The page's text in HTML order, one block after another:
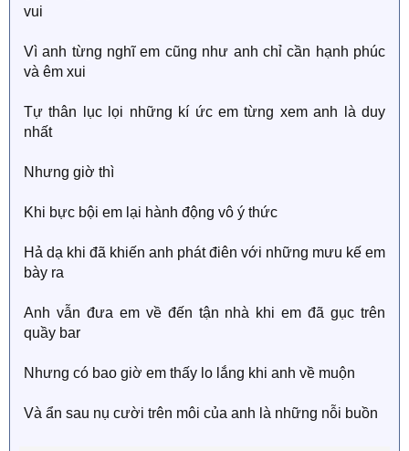
vui
Vì anh từng nghĩ em cũng như anh chỉ cần hạnh phúc
và êm xui
Tự thân lục lọi những kí ức em từng xem anh là duy
nhất
Nhưng giờ thì
Khi bực bội em lại hành động vô ý thức
Hả dạ khi đã khiến anh phát điên với những mưu kế em
bày ra
Anh vẫn đưa em về đến tận nhà khi em đã gục trên
quầy bar
Nhưng có bao giờ em thấy lo lắng khi anh về muộn
Và ẩn sau nụ cười trên môi của anh là những nỗi buồn